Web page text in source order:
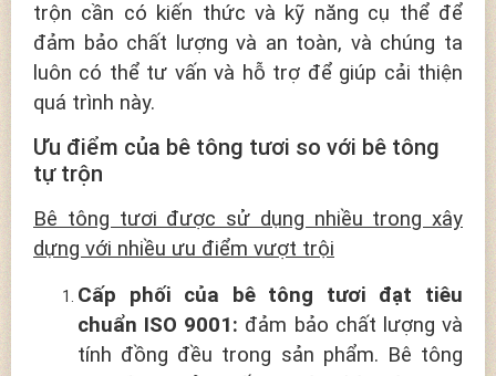
trộn cần có kiến thức và kỹ năng cụ thể để
đảm bảo chất lượng và an toàn, và chúng ta
luôn có thể tư vấn và hỗ trợ để giúp cải thiện
quá trình này.
Ưu điểm của bê tông tươi so với bê tông
tự trộn
Bê tông tươi được sử dụng nhiều trong xây
dựng với nhiều ưu điểm vượt trội
Cấp phối của bê tông tươi đạt tiêu
chuẩn ISO 9001: đảm bảo chất lượng và
tính đồng đều trong sản phẩm. Bê tông